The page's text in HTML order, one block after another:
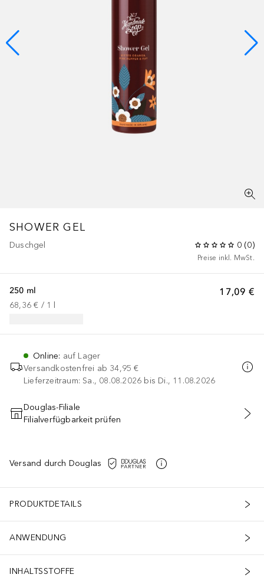
SHOWER GEL
Duschgel 0 (0)
Preise inkl. MwSt.
17,09 €
250 ml
68,36 € / 1
Online: auf Lager
Versandkostenfrei ab 34,95 €
Lieferzeitraum: Sa., 08.08.2026 bis Di., 11.08.2026
IN DEN WARENKORB
Douglas-Filiale
Filialverfügbarkeit prüfen
Versand durch Douglas
PRODUKTDETAILS
ANWENDUNG
INHALTSSTOFFE